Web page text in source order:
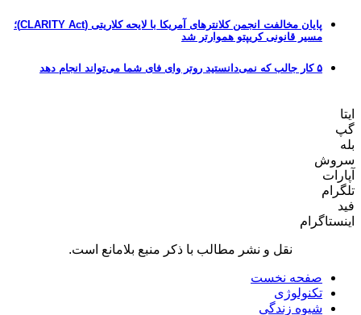
پایان مخالفت انجمن کلانترهای آمریکا با لایحه کلاریتی (CLARITY Act)؛
مسیر قانونی کریپتو هموارتر شد
۵ کار جالب که نمی‌دانستید روتر وای فای شما می‌تواند انجام دهد
ایتا
گپ
بله
سروش
آپارات
تلگرام
فید
اینستاگرام
نقل و نشر مطالب با ذکر منبع بلامانع است.
صفحه نخست
تکنولوژی
شیوه زندگی